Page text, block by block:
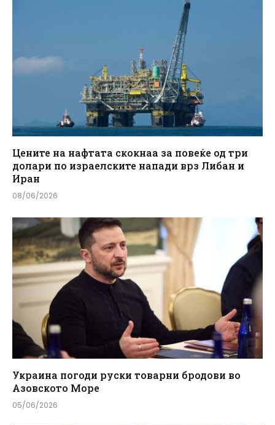
Цените на нафтата скокнаа за повеќе од три
долари по израелските напади врз Либан и
Иран
08/06/2026
Украина погоди руски товарни бродови во
Азовското Море
05/06/2026